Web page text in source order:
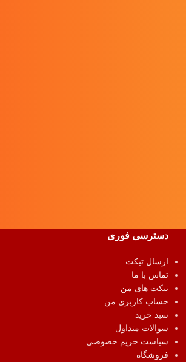
دسترسی فوری
ارسال تیکت
تماس با ما
تیکت های من
حساب کاربری من
سبد خرید
سوالات متداول
سیاست حریم خصوصی
فروشگاه